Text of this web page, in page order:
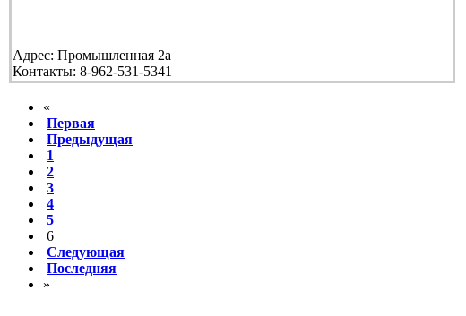
Адрес: Промышленная 2а
Контакты: 8-962-531-5341
«
Первая
Предыдущая
1
2
3
4
5
6
Следующая
Последняя
»